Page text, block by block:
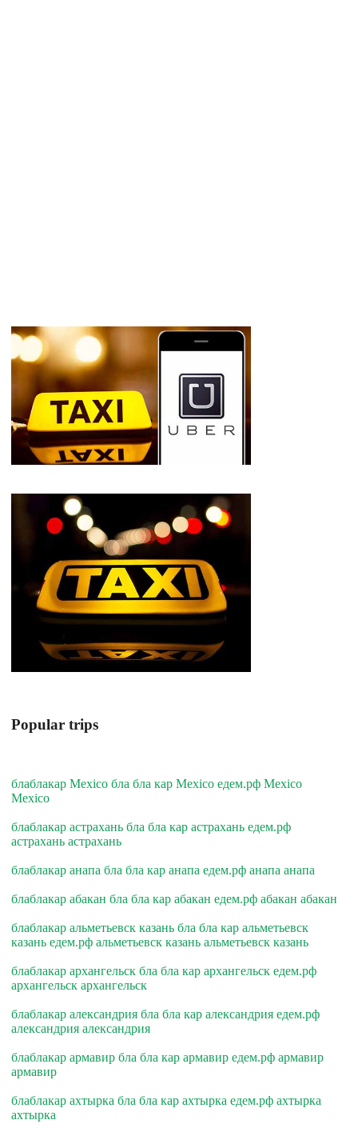
Popular trips
блаблакар Mexico бла бла кар Mexico едем.рф Mexico
Mexico
блаблакар астрахань бла бла кар астрахань едем.рф
астрахань астрахань
блаблакар анапа бла бла кар анапа едем.рф анапа анапа
блаблакар абакан бла бла кар абакан едем.рф абакан абакан
блаблакар альметьевск казань бла бла кар альметьевск
казань едем.рф альметьевск казань альметьевск казань
блаблакар архангельск бла бла кар архангельск едем.рф
архангельск архангельск
блаблакар александрия бла бла кар александрия едем.рф
александрия александрия
блаблакар армавир бла бла кар армавир едем.рф армавир
армавир
блаблакар ахтырка бла бла кар ахтырка едем.рф ахтырка
ахтырка